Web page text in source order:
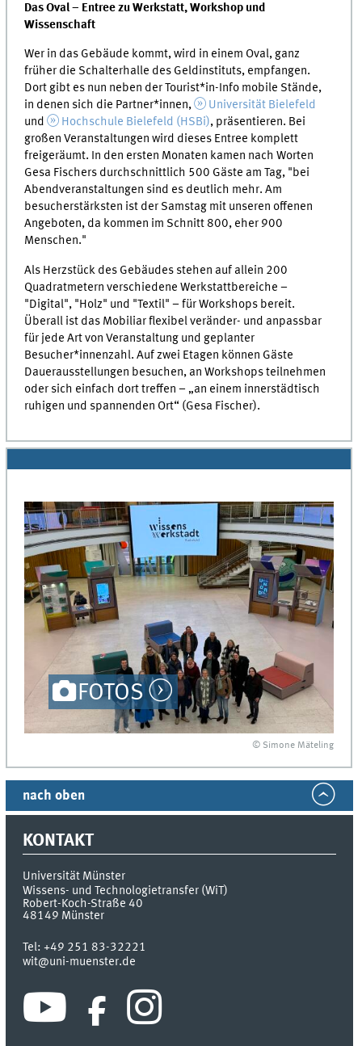
Das Oval – Entree zu Werkstatt, Workshop und
Wissenschaft
Wer in das Gebäude kommt, wird in einem Oval, ganz
früher die Schalterhalle des Geldinstituts, empfangen.
Dort gibt es nun neben der Tourist*in-Info mobile Stände,
in denen sich die Partner*innen,
Universität Bielefeld
und
Hochschule Bielefeld (HSBi), präsentieren. Bei
großen Veranstaltungen wird dieses Entree komplett
freigeräumt. In den ersten Monaten kamen nach Worten
Gesa Fischers durchschnittlich 500 Gäste am Tag, "bei
Abendveranstaltungen sind es deutlich mehr. Am
besucherstärksten ist der Samstag mit unseren offenen
Angeboten, da kommen im Schnitt 800, eher 900
Menschen."
Als Herzstück des Gebäudes stehen auf allein 200
Quadratmetern verschiedene Werkstattbereiche –
"Digital", "Holz" und "Textil" – für Workshops bereit.
Überall ist das Mobiliar flexibel veränder- und anpassbar
für jede Art von Veranstaltung und geplanter
Besucher*innenzahl. Auf zwei Etagen können Gäste
Dauerausstellungen besuchen, an Workshops teilnehmen
oder sich einfach dort treffen – „an einem innerstädtisch
ruhigen und spannenden Ort“ (Gesa Fischer).
FOTOS
© Simone Mäteling
nach oben
KONTAKT
Universität Münster
Wissens- und Technologietransfer (WiT)
Robert-Koch-Straße 40
48149 Münster
Tel:+49 251 83-32221
wit@uni-muenster.de